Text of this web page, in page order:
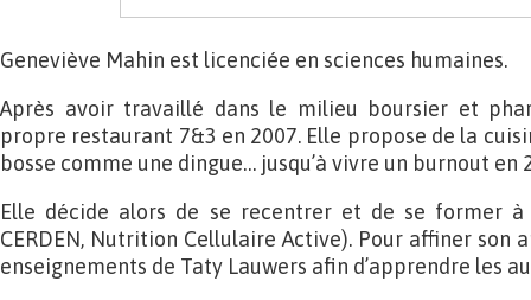
Geneviève Mahin est licenciée en sciences humaines.
Après avoir travaillé dans le milieu boursier et
propre restaurant 7&3 en 2007. Elle propose de la
bosse comme une dingue… jusqu’à vivre un burnout en
Elle décide alors de se recentrer et de se former
CERDEN, Nutrition Cellulaire Active). Pour affiner son
enseignements de Taty Lauwers afin d’apprendre les